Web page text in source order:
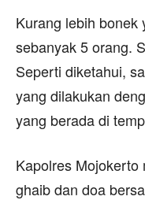
Kurang lebih bonek
sebanyak 5 orang.
Seperti diketahui,
yang dilakukan
yang berada di
Kapolres
ghaib dan doa